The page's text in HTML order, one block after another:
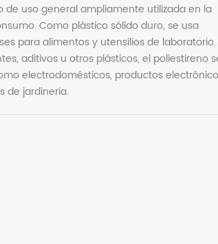
de uso general ampliamente utilizada en la
Como plástico sólido duro, se usa
para alimentos y utensilios de laboratorio.
aditivos u otros plásticos, el poliestireno
electrodomésticos, productos
de jardinería.